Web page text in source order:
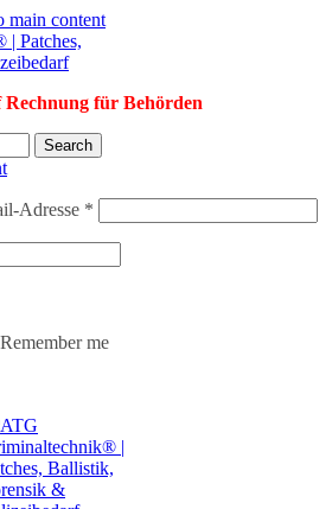
main content
für Behörden
Search
Adresse *
Remember me